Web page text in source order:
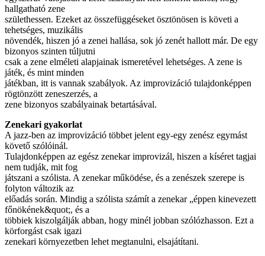
hallgatható zene
születhessen. Ezeket az összefüggéseket ösztönösen is követi a
tehetséges, muzikális
növendék, hiszen jó a zenei hallása, sok jó zenét hallott már. De egy
bizonyos szinten túljutni
csak a zene elméleti alapjainak ismeretével lehetséges. A zene is
játék, és mint minden
játékban, itt is vannak szabályok. Az improvizáció tulajdonképpen
rögtönzött zeneszerzés, a
zene bizonyos szabályainak betartásával.
Zenekari gyakorlat
A jazz-ben az improvizáció többet jelent egy-egy zenész egymást
követő szólóinál.
Tulajdonképpen az egész zenekar improvizál, hiszen a kíséret tagjai
nem tudják, mit fog
játszani a szólista. A zenekar működése, és a zenészek szerepe is
folyton változik az
előadás során. Mindig a szólista számít a zenekar „éppen kinevezett
főnökének&quot;, és a
többiek kiszolgálják abban, hogy minél jobban szólózhasson. Ezt a
körforgást csak igazi
zenekari környezetben lehet megtanulni, elsajátítani.